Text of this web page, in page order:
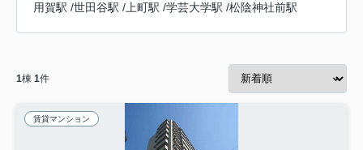
用賀駅 /世田谷駅 / 上町駅 /学芸大学駅 /松陰神社前駅
1棟 1件
賃貸マンション